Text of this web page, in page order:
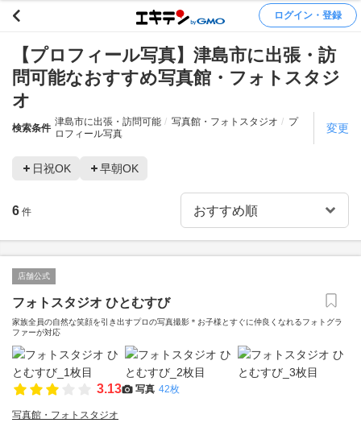
ログイン・登録
【プロフィール写真】津島市に出張・訪
問可能なおすすめ写真館・フォトスタジ
オ
検索条件
津島市に出張・訪問可能 写真館・フォトスタジオ
プ
ロフィール写真
変更
日祝OK 早朝OK
6 件
店舗公式
フォトスタジオ ひとむすび
家族全員の自然な笑顔を引き出すプロの写真撮影＊お子様とすぐに仲良くなれるフォトグラ
ファーが対応
3.13 写真 42枚
写真館・フォトスタジオ